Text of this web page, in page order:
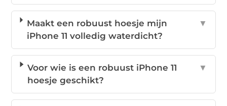
Maakt een robuust hoesje mijn
iPhone 11 volledig waterdicht?
▼
Voor wie is een robuust iPhone 11
hoesje geschikt?
▼